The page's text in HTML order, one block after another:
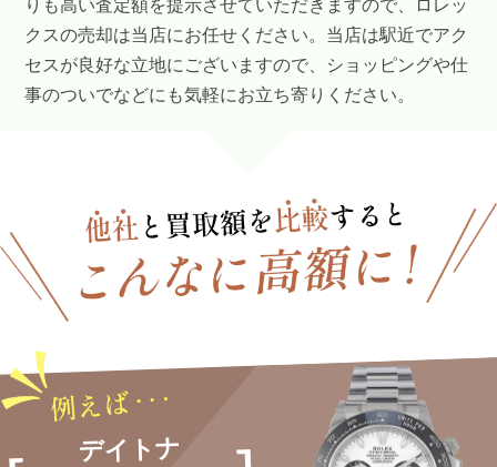
りも高い査定額を提示させていただきますので、ロレッ
クスの売却は当店にお任せください。当店は駅近でアク
セスが良好な立地にございますので、ショッピングや仕
事のついでなどにも気軽にお立ち寄りください。
デイトナ